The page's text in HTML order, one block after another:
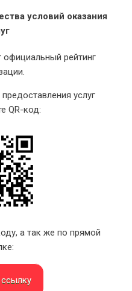
условий оказания
рейтинг
услуг
QR-код:
а так же по прямой